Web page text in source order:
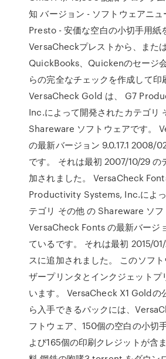
知 バージョン - ソフトウェアニ
Presto - 安価な空白の小切手用紙
VersaCheckプレストから、また
QuickBooks、Quickenのセージ
らの完全なチェックを作成して印
VersaCheck Gold は、 G7
Inc.によって開発されたカテゴリ
Shareware ソフトウェアです。
の最新バージョン 9.0.17.1 2008/
です。 それは最初 2007/10/29 の
加されました。 VersaCheck
Productivity Systems, Inc.によ
テゴリ その他 の Shareware ソフ
VersaCheck Fonts の最新バージ
ているです。 それは最初 2015/
スに追加されました。 このソフ
ザープリンタとインクジェットプ
います。 VersaCheck X1 Goldの
ら入手できるパックには、
フトウェア、150個の空白の小切
よび165個の印刷クレジットが含